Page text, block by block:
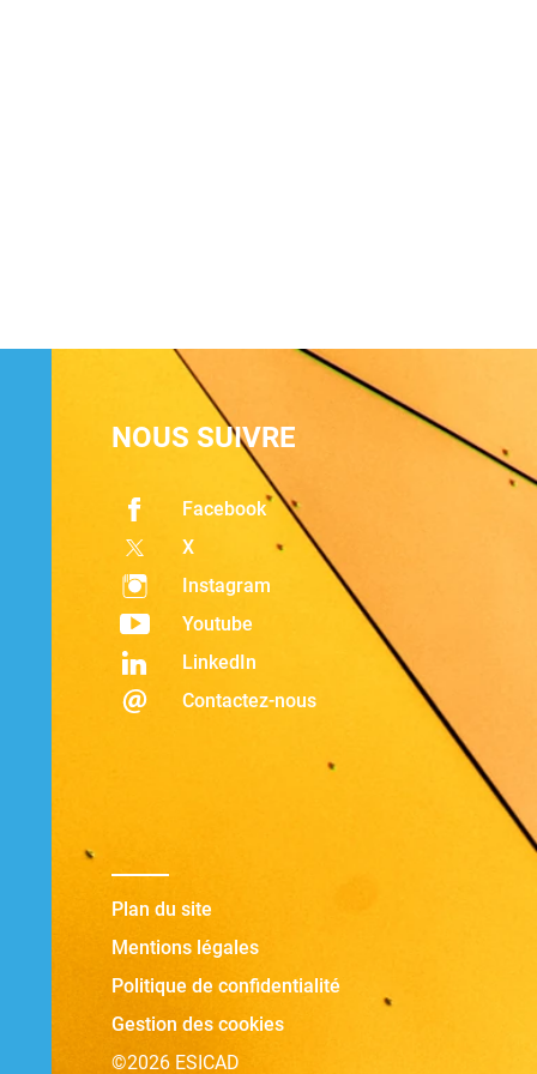
NOUS SUIVRE
Facebook
X
Instagram
Youtube
LinkedIn
Contactez-nous
Plan du site
Mentions légales
Politique de confidentialité
Gestion des cookies
©2026 ESICAD